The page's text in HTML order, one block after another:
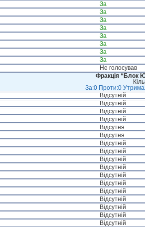
За
За
За
За
За
За
За
За
Не голосував
Фракція “Блок
За:0 Проти:0
Відсутній
Відсутній
Відсутній
Відсутній
Відсутня
Відсутня
Відсутній
Відсутній
Відсутній
Відсутній
Відсутній
Відсутній
Відсутній
Відсутній
Відсутній
Відсутній
Відсутній